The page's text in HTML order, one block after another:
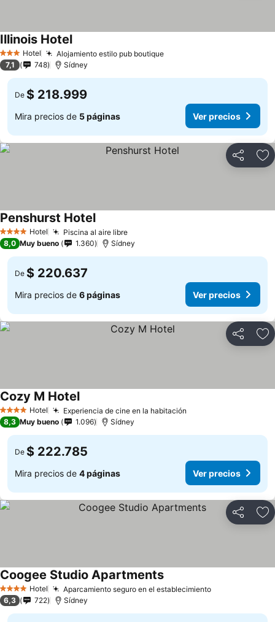
3 Estrellas
Hotel Alojamiento estilo pub boutiqueVer precios
Illinois HotelVer precios
7,1 748 Sídney
De $ 218.999
Mira precios de 5 páginas Ver precios
Compartir
4 EstrellasHotel Piscina al aire libreVer precios
Penshurst HotelVer precios
8,0 Muy bueno 1.360 Sídney
De $ 220.637
Mira precios de 6 páginas Ver precios
Compartir
4 EstrellasHotel Experiencia de cine en la habitación
Cozy M HotelVer precios
8,3 Muy bueno 1.096 Sídney
De $ 222.785
Mira precios de 4 páginas Ver precios
Compartir
4 EstrellasHotel Aparcamiento seguro en el establecimientoVer precios
Coogee Studio ApartmentsVer precios
6,3 722 Sídney